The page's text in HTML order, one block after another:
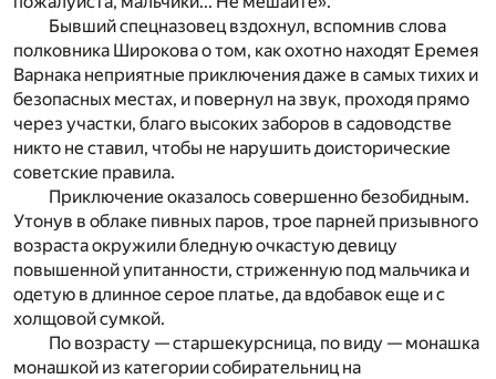
Бывший спецназовец вздохнул, вспомнив слова
полковника Широкова о том, как охотно находят Еремея
Варнака неприятные приключения даже в самых тихих и
безопасных местах, и повернул на звук, проходя прямо
через участки, благо высоких заборов в садоводстве
никто не ставил, чтобы не нарушить доисторические
советские правила.
Приключение оказалось совершенно безобидным.
Утонув в облаке пивных паров, трое парней призывного
возраста окружили бледную очкастую девицу
повышенной упитанности, стриженную под мальчика и
одетую в длинное серое платье, да вдобавок еще и с
холщовой сумкой.
По возрасту — старшекурсница, по виду — монашка
монашкой из категории собирательниц на